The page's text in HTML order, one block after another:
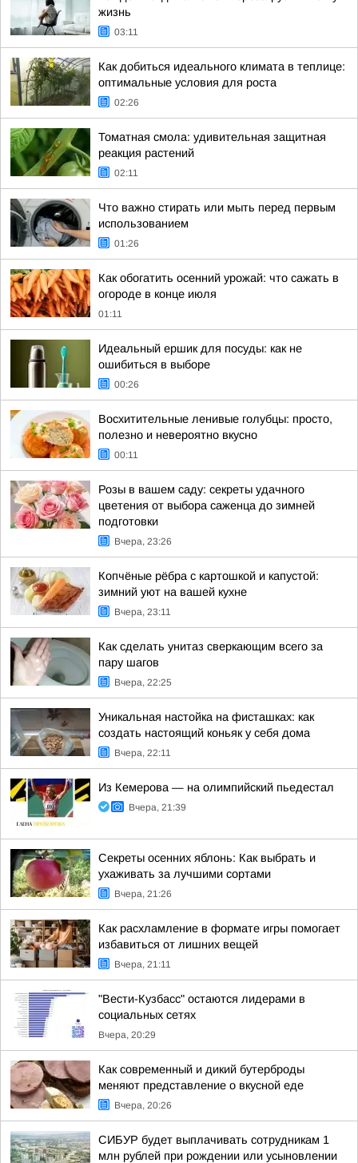
жизнь
03:11
Как добиться идеального климата в теплице:
оптимальные условия для роста
02:26
Томатная смола: удивительная защитная
реакция растений
02:11
Что важно стирать или мыть перед первым
использованием
01:26
Как обогатить осенний урожай: что сажать в
огороде в конце июля
01:11
Идеальный ершик для посуды: как не
ошибиться в выборе
00:26
Восхитительные ленивые голубцы: просто,
полезно и невероятно вкусно
00:11
Розы в вашем саду: секреты удачного
цветения от выбора саженца до зимней
подготовки
Вчера, 23:26
Копчёные рёбра с картошкой и капустой:
зимний уют на вашей кухне
Вчера, 23:11
Как сделать унитаз сверкающим всего за
пару шагов
Вчера, 22:25
Уникальная настойка на фисташках: как
создать настоящий коньяк у себя дома
Вчера, 22:11
Из Кемерова — на олимпийский пьедестал
Вчера, 21:39
Секреты осенних яблонь: Как выбрать и
ухаживать за лучшими сортами
Вчера, 21:26
Как расхламление в формате игры помогает
избавиться от лишних вещей
Вчера, 21:11
"Вести-Кузбасс" остаются лидерами в
социальных сетях
Вчера, 20:29
Как современный и дикий бутерброды
меняют представление о вкусной еде
Вчера, 20:26
СИБУР будет выплачивать сотрудникам 1
млн рублей при рождении или усыновлении